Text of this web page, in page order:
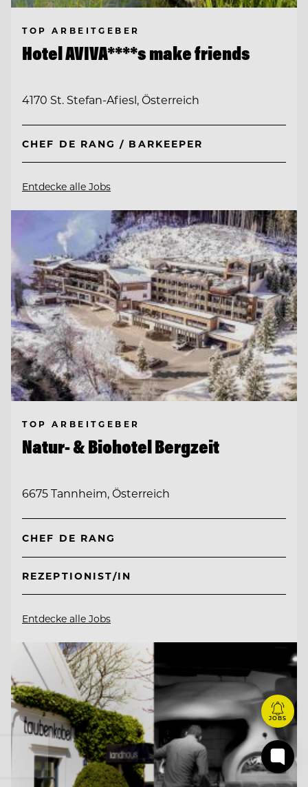
TOP ARBEITGEBER
Hotel AVIVA****s make friends
4170 St. Stefan-Afiesl, Österreich
CHEF DE RANG / BARKEEPER
Entdecke alle Jobs
TOP ARBEITGEBER
Natur- & Biohotel Bergzeit
6675 Tannheim, Österreich
CHEF DE RANG
REZEPTIONIST/IN
Entdecke alle Jobs
JOBS